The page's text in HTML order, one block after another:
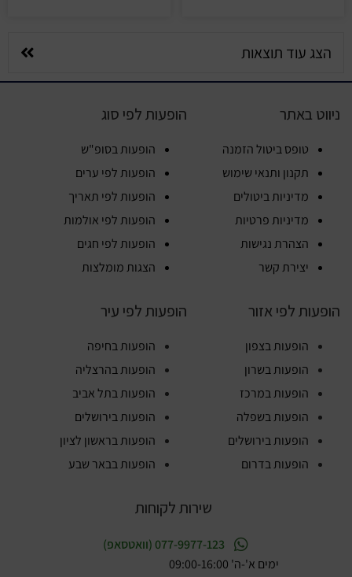
הצג עוד תוצאות
ניווט באתר
טופס ביטול הזמנה
תקנון ותנאי שימוש
מדיניות ביטולים
מדיניות פרטיות
הצהרת נגישות
יצירת קשר
הופעות לפי סוג
הופעות בסופ"ש
הופעות לפי ערים
הופעות לפי תאריך
הופעות לפי אולמות
הופעות לפי חגים
הצגות מומלצות
הופעות לפי אזור
הופעות בצפון
הופעות בשרון
הופעות במרכז
הופעות בשפלה
הופעות בירושלים
הופעות בדרום
הופעות לפי עיר
הופעות בחיפה
הופעות בהרצליה
הופעות בתל אביב
הופעות בירושלים
הופעות בראשון לציון
הופעות בבאר שבע
שירות לקוחות
077-9977-123 (וואטסאפ)
ימים א'-ה' 09:00-16:00